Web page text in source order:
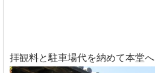
拝観料と駐車場代を納めて本堂へ